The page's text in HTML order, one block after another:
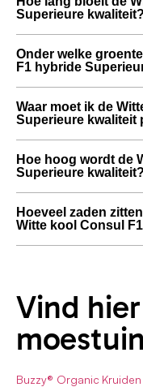
Superieure kwaliteit?
Onder welke
F1 hybride
Waar moet ik de
Superieure kwaliteit
Hoe hoog wordt de
Superieure kwaliteit?
Hoeveel zaden
Witte kool Consul
Vind
Buzzy® Organic